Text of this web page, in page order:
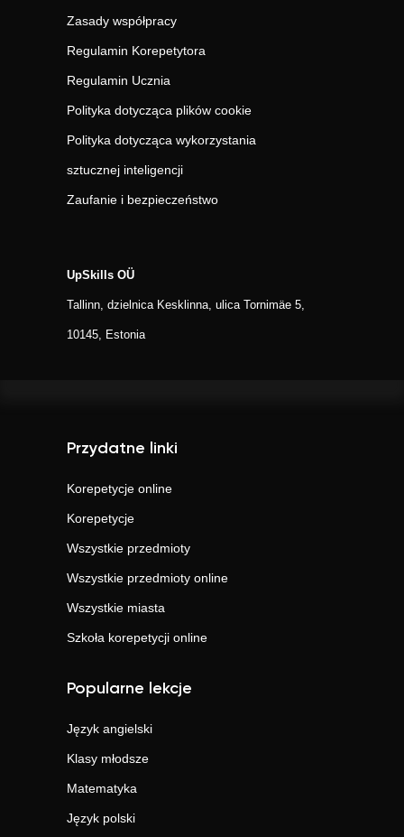
Zasady współpracy
Regulamin Korepetytora
Regulamin Ucznia
Polityka dotycząca plików cookie
Polityka dotycząca wykorzystania
sztucznej inteligencji
Zaufanie i bezpieczeństwo
UpSkills OÜ
Tallinn, dzielnica Kesklinna, ulica Tornimäe 5,
10145, Estonia
Przydatne linki
Korepetycje online
Korepetycje
Wszystkie przedmioty
Wszystkie przedmioty online
Wszystkie miasta
Szkoła korepetycji online
Popularne lekcje
Język angielski
Klasy młodsze
Matematyka
Język polski